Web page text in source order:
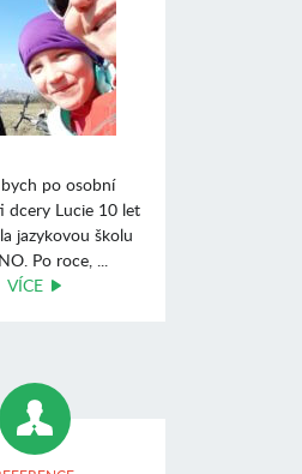
bych po osobní
dcery Lucie 10 let
jazykovou školu
Po roce, ...
VÍCE